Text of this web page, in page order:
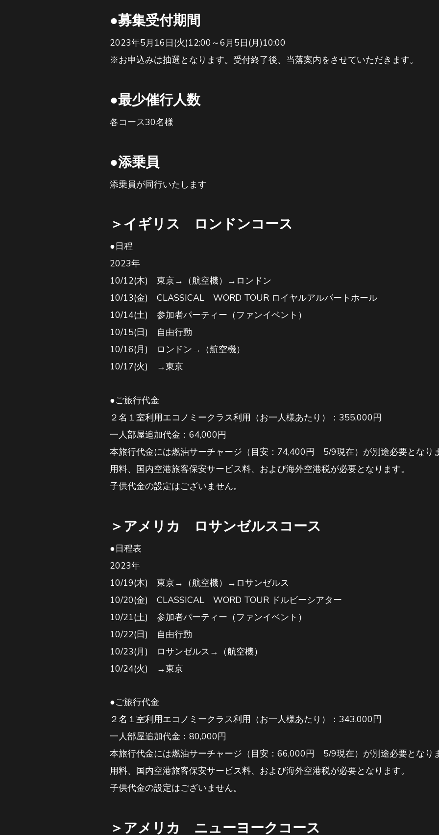
●募集受付期間
2023年5月16日(火)12:00～6月5日(月)10:00
※お申込みは抽選となります。受付終了後、当落案内をさせていただきます。
●最少催行人数
各コース30名様
●添乗員
添乗員が同行いたします
＞イギリス ロンドンコース
●日程
2023年
10/12(木) 東京→（航空機）→ロンドン
10/13(金) CLASSICAL WORD TOUR ロイヤルアルバートホール
10/14(土) 参加者パーティー（ファンイベント）
10/15(日) 自由行動
10/16(月) ロンドン→（航空機）
10/17(火) →東京
●ご旅行代金
２名１室利用エコノミークラス利用（お一人様あたり）：355,000円
一人部屋追加代金：64,000円
本旅行代金には燃油サーチャージ（目安：74,400円 5/9現在）が別途必要となり
用料、国内空港旅客保安サービス料、および海外空港税が必要となります。
子供代金の設定はございません。
＞アメリカ ロサンゼルスコース
●日程表
2023年
10/19(木) 東京→（航空機）→ロサンゼルス
10/20(金) CLASSICAL WORD TOUR ドルビーシアター
10/21(土) 参加者パーティー（ファンイベント）
10/22(日) 自由行動
10/23(月) ロサンゼルス→（航空機）
10/24(火) →東京
●ご旅行代金
２名１室利用エコノミークラス利用（お一人様あたり）：343,000円
一人部屋追加代金：80,000円
本旅行代金には燃油サーチャージ（目安：66,000円 5/9現在）が別途必要となり
用料、国内空港旅客保安サービス料、および海外空港税が必要となります。
子供代金の設定はございません。
＞アメリカ ニューヨークコース